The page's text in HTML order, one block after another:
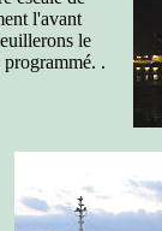
l'avant
le
.